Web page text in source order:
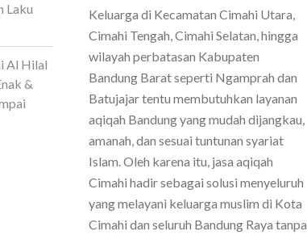
Keluarga di Kecamatan Cimahi Utara,
Cimahi Tengah, Cimahi Selatan, hingga
wilayah perbatasan Kabupaten
Bandung Barat seperti Ngamprah dan
Batujajar tentu membutuhkan layanan
aqiqah Bandung yang mudah dijangkau,
amanah, dan sesuai tuntunan syariat
Islam. Oleh karena itu, jasa aqiqah
Cimahi hadir sebagai solusi menyeluruh
yang melayani keluarga muslim di Kota
Cimahi dan seluruh Bandung Raya tanpa
Laku
Al Hilal
&